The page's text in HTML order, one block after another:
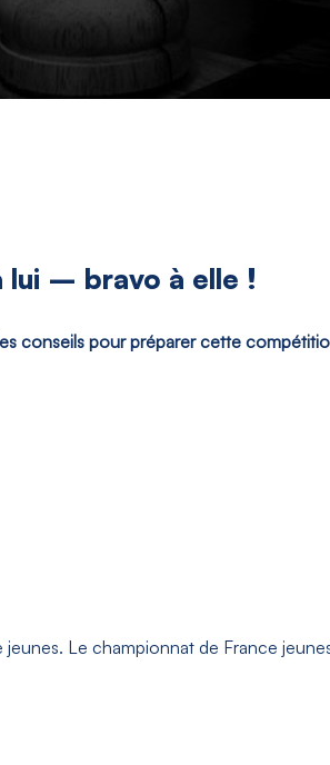
lui – bravo à elle !
conseils pour préparer cette
Le championnat de France